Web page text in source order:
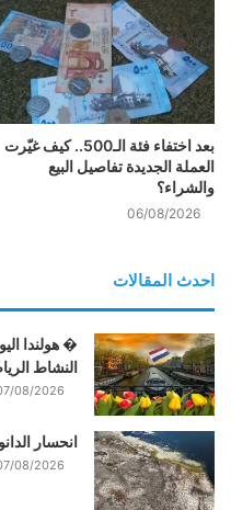
بعد اختفاء فئة الـ500.. كيف غيّرت
العملة الجديدة تفاصيل البيع
والشراء؟
06/08/2026
احدث المقالات
� هولندا
النشاط
08/2026
انحسار
08/2026